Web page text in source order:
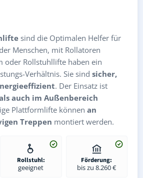
sind die Optimalen Helfer für
Menschen, mit Rollatoren
oder Rollstuhllifte haben ein
Verhältnis. Sie sind sicher,
. Der Einsatz ist
auch im Außenbereich
Plattformlifte können an
Treppen montiert werden.
Rollstuhl:
geeignet
Förderung:
bis zu 8.260 €